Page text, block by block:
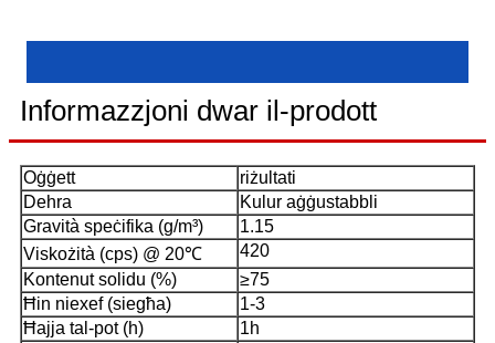
Informazzjoni dwar il-prodott
Oġġett
riżultati
Dehra
Kulur aġġustabbli
Gravità speċifika (g/m³)
1.15
Viskożità (cps) @ 20℃
420
Kontenut solidu (%)
≥75
Ħin niexef (siegħa)
1-3
Ħajja tal-pot (h)
1h